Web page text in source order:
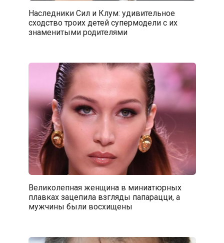
Наследники Сил и Клум: удивительное
сходство троих детей супермодели с их
знаменитыми родителями
Великолепная женщина в миниатюрных
плавках зацепила взгляды папарацци, а
мужчины были восхищены